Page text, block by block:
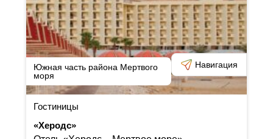
Южная часть района Мертвого
моря
Навигация
Гостиницы
«Херодс»